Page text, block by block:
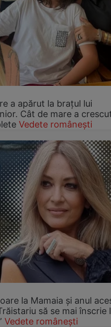
a apărut la brațul lui
Cât de mare a
Vedete românești
la Mamaia și anul
să se mai înscrie
Vedete românești